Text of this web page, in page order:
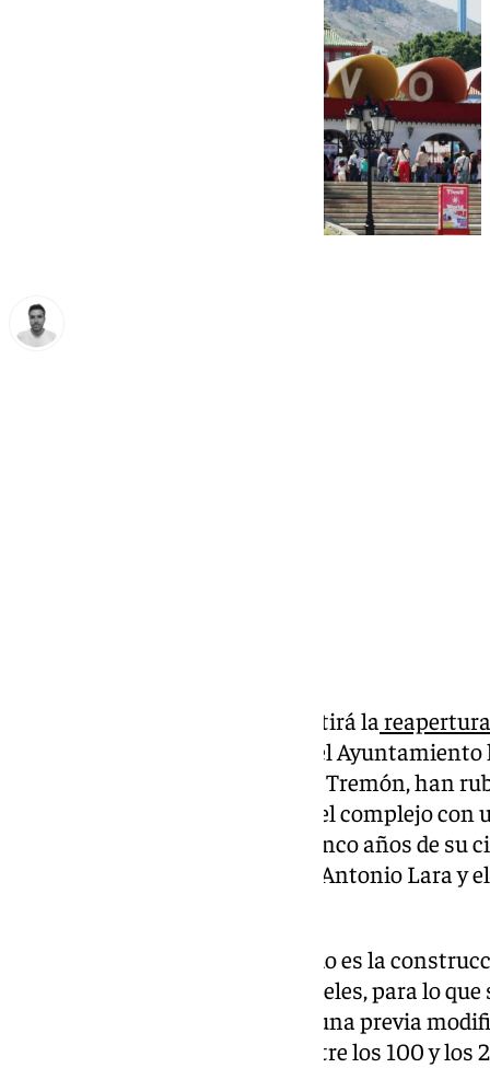
Firmado el protocolo que permitirá la
. Este viernes 21, el
parque de atracciones, el Grupo Tremón, han
para desbloquear la situación del complejo con
reabrirá sus puertas tras casi cinco años de su
comandado por el alcalde Juan Antonio Lara y
La principal novedad del acuerdo es la
posibilidad de construir dos hoteles, para lo
del parque de atracciones -con una previa
y se destinará una inversión entre los 100 y los